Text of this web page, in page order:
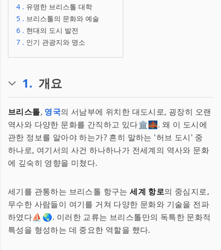
4 . 유명한 브리스톨 대학
5 . 브리스톨의 문화와 예술
6 . 현대의 도시 발전
7 . 인기 관광지와 명소
1. 개요
브리스톨, 영국의 서남부에 위치한 대도시로, 굉장히 오랜
역사와 다양한 문화를 간직하고 있다🏛️🌉. 왜 이 도시에
관한 정보를 알아야 하는가? 흔히 말하는 '허브 도시' 중
하나로, 여기서의 사건 하나하나가 전세계의 역사와 문화
에 깊숙히 영향을 미쳤다.
세기를 관통하는 브리스톨 항구는세계 항로의 중심지로,
무수한 사람들이 여기를 거쳐 다양한 문화와 기술을 전파
하였다⛵🌏. 이러한 교류는 브리스톨만의 독특한 문화적
특성을 형성하는 데 중요한 역할을 했다.